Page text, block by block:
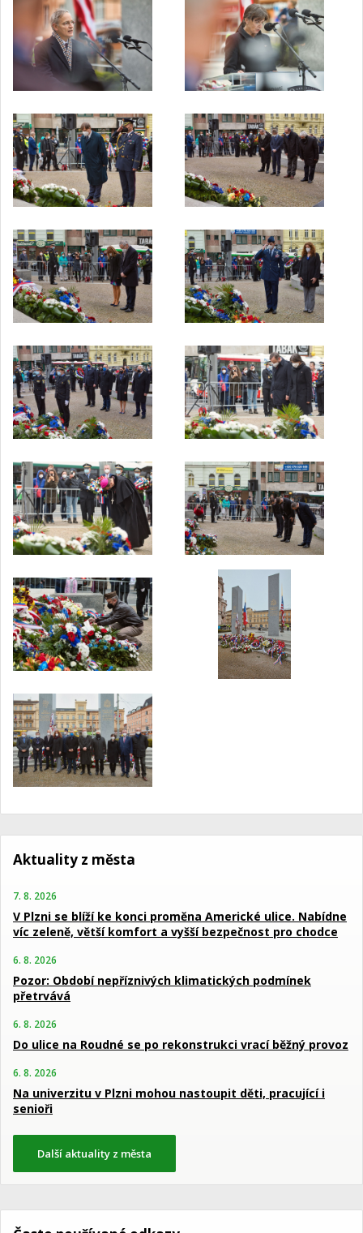
Aktuality z města
7. 8. 2026
V Plzni se blíží ke konci proměna Americké ulice. Nabídne
víc zeleně, větší komfort a vyšší bezpečnost pro chodce
6. 8. 2026
Pozor: Období nepříznivých klimatických podmínek
přetrvává
6. 8. 2026
Do ulice na Roudné se po rekonstrukci vrací běžný provoz
6. 8. 2026
Na univerzitu v Plzni mohou nastoupit děti, pracující i
senioři
Další aktuality z města